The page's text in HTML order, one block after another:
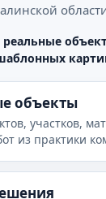
объекты
участков,
из практики